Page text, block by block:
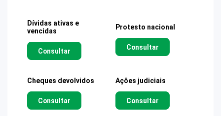
Dívidas ativas e
vencidas
Consultar
Protesto nacional
Consultar
Cheques devolvidos
Consultar
Ações judiciais
Consultar